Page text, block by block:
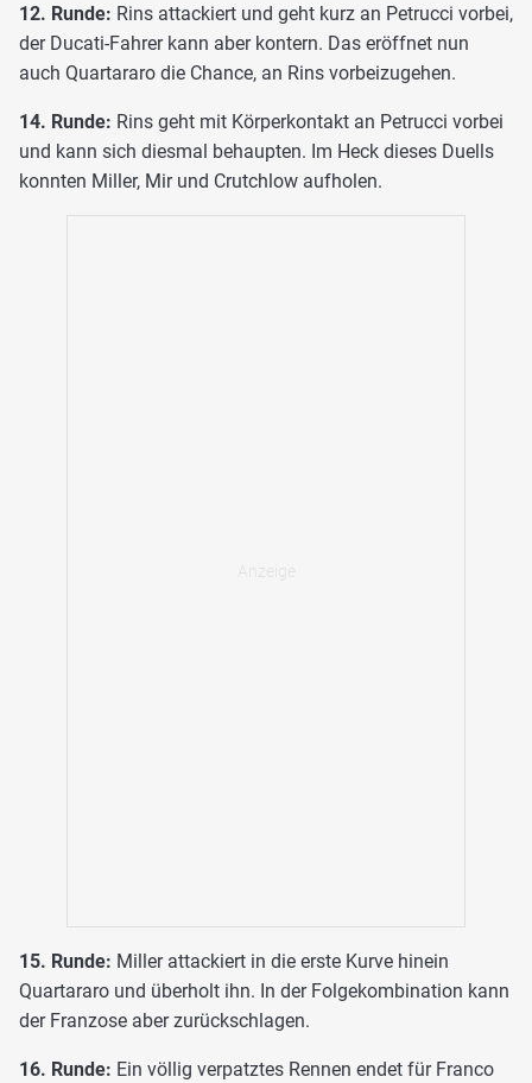
12. Runde: Rins attackiert und geht kurz an Petrucci vorbei,
der Ducati-Fahrer kann aber kontern. Das eröffnet nun
auch Quartararo die Chance, an Rins vorbeizugehen.
14. Runde: Rins geht mit Körperkontakt an Petrucci vorbei
und kann sich diesmal behaupten. Im Heck dieses Duells
konnten Miller, Mir und Crutchlow aufholen.
15. Runde: Miller attackiert in die erste Kurve hinein
Quartararo und überholt ihn. In der Folgekombination kann
der Franzose aber zurückschlagen.
16. Runde: Ein völlig verpatztes Rennen endet für Franco